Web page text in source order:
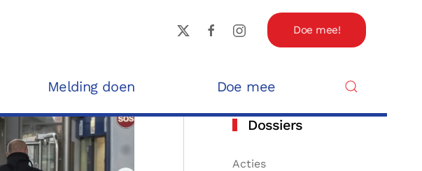
Doe mee!
Melding doen Doe mee
Dossiers
Acties